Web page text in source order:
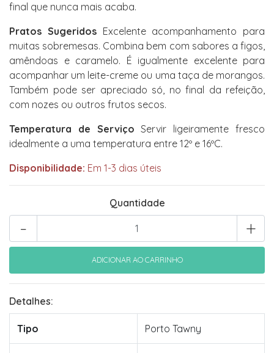
final que nunca mais acaba.
Pratos SugeridosExcelente acompanhamento para
muitas sobremesas. Combina bem com sabores a figos,
amêndoas e caramelo. É igualmente excelente para
acompanhar um leite-creme ou uma taça de morangos.
Também pode ser apreciado só, no final da refeição,
com nozes ou outros frutos secos.
Temperatura de Serviço Servir ligeiramente fresco
idealmente a uma temperatura entre 12º e 16ºC.
Disponibilidade: Em 1-3 dias úteis
Quantidade
+
-
Detalhes:
Tipo Porto Tawny